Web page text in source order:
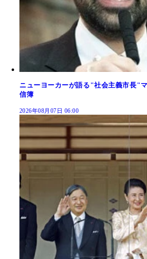
ニューヨーカーが語る"社会主義市長"
信簿
2026年08月07日 06:00